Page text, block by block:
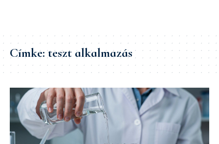
Címke:teszt alkalmazás